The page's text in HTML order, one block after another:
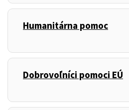
Humanitárna pomoc
,
Dobrovoľníci pomoci EÚ
,